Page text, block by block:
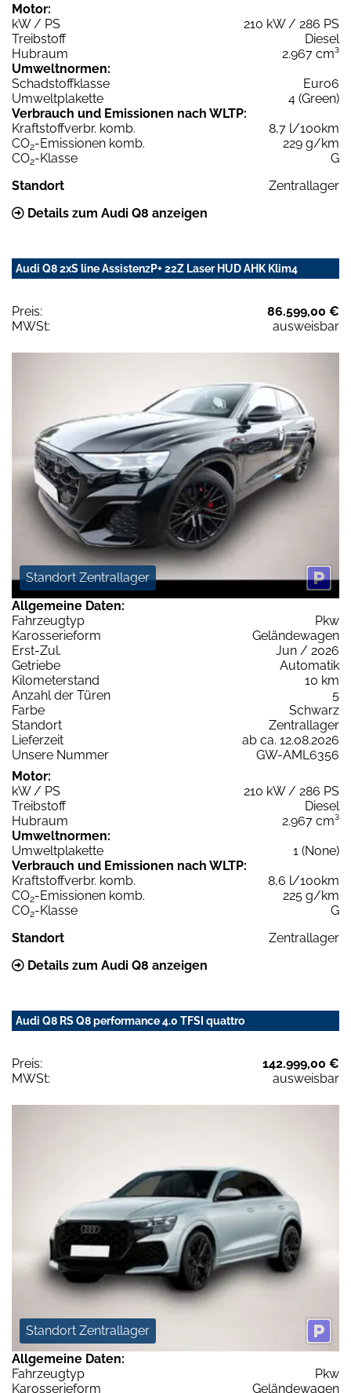
Motor:
kW / PS
210 kW / 286 PS
Treibstoff
Diesel
Hubraum
2.967 cm³
Umweltnormen:
Schadstoffklasse
Euro6
Umweltplakette
4 (Green)
Verbrauch und Emissionen nach WLTP:
Kraftstoffverbr. komb.
8,7 l/100km
CO2-Emissionen komb.
229 g/km
CO2-Klasse
G
Standort
Zentrallager
Details zum Audi Q8 anzeigen
Audi Q8 2xS line AssistenzP+ 22Z Laser HUD AHK Klim4
Preis:
86.599,00 €
MWSt:
ausweisbar
Standort Zentrallager
Allgemeine Daten:
Fahrzeugtyp
Pkw
Karosserieform
Geländewagen
Erst-Zul.
Jun / 2026
Getriebe
Automatik
Kilometerstand
10 km
Anzahl der Türen
5
Farbe
Schwarz
Standort
Zentrallager
Lieferzeit
ab ca. 12.08.2026
Unsere Nummer
GW-AML6356
Motor:
kW / PS
210 kW / 286 PS
Treibstoff
Diesel
Hubraum
2.967 cm³
Umweltnormen:
Umweltplakette
1 (None)
Verbrauch und Emissionen nach WLTP:
Kraftstoffverbr. komb.
8,6 l/100km
CO2-Emissionen komb.
225 g/km
CO2-Klasse
G
Standort
Zentrallager
Details zum Audi Q8 anzeigen
Audi Q8 RS Q8 performance 4.0 TFSI quattro
Preis:
142.999,00 €
MWSt:
ausweisbar
Standort Zentrallager
Allgemeine Daten:
Fahrzeugtyp
Pkw
Karosserieform
Geländewagen